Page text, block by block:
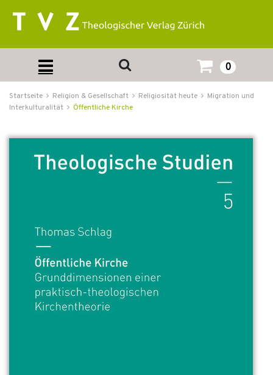
0
Startseite Religion & Gesellschaft Religiosität heute
Migration und
Interkulturalität
Öffentliche Kirche